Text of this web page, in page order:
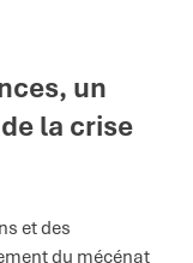
un
la crise
et des
du mécénat